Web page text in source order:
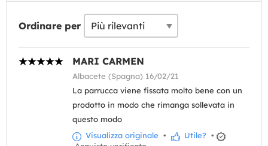
Ordinare per
MARI CARMEN
Albacete (Spagna) 16/02/21
La parrucca viene fissata molto bene con un
prodotto in modo che rimanga sollevata in
questo modo
Visualizza originale • Utile? •